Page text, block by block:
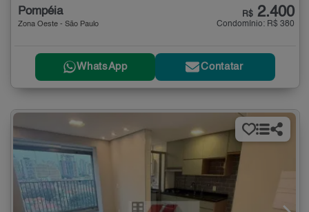
Pompéia
Zona Oeste - São Paulo
R$ 2.400
Condomínio: R$ 380
WhatsApp Contatar